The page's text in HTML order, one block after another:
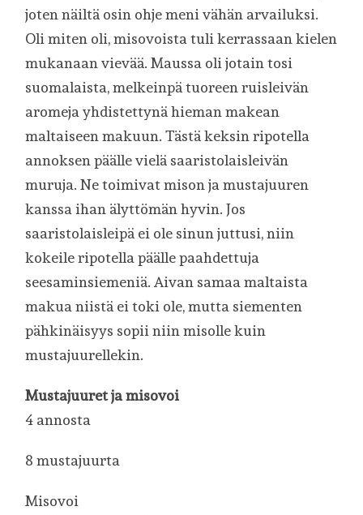
joten näiltä osin ohje meni vähän arvailuksi.
Oli miten oli, misovoista tuli kerrassaan kielen
mukanaan vievää. Maussa oli jotain tosi
suomalaista, melkeinpä tuoreen ruisleivän
aromeja yhdistettynä hieman makean
maltaiseen makuun. Tästä keksin ripotella
annoksen päälle vielä saaristolaisleivän
muruja. Ne toimivat mison ja mustajuuren
kanssa ihan älyttömän hyvin. Jos
saaristolaisleipä ei ole sinun juttusi, niin
kokeile ripotella päälle paahdettuja
seesaminsiemeniä. Aivan samaa maltaista
makua niistä ei toki ole, mutta siementen
pähkinäisyys sopii niin misolle kuin
mustajuurellekin.
Mustajuuret ja misovoi
4 annosta
8 mustajuurta
Misovoi